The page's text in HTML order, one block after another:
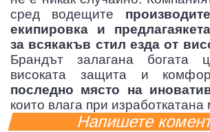
сред водещите
екипировка и
за всякакъв стил езда от
Брандът залагана богата
високата защита и
последно място на
които влага при изработкатана
Напишете